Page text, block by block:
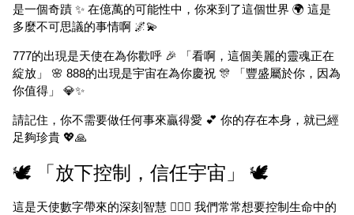
是一個奇蹟 ✨ 在億萬的可能性中，你來到了這個世界 🌍 這是
多麼不可思議的事情啊 🌌💫
777的出現是天使在為你歡呼 🎉 「看啊，這個美麗的靈魂正在
綻放」 🌸 888的出現是宇宙在為你慶祝 🎊 「豐盛屬於你，因為
你值得」 💎✨
請記住，你不需要做任何事來贏得愛 💕 你的存在本身，就已經
足夠珍貴 💖🙏
🕊️ 「放下控制，信任宇宙」 🕊️
這是天使數字帶來的深刻智慧 🧘‍♀️✨ 我們常常想要控制生命中的